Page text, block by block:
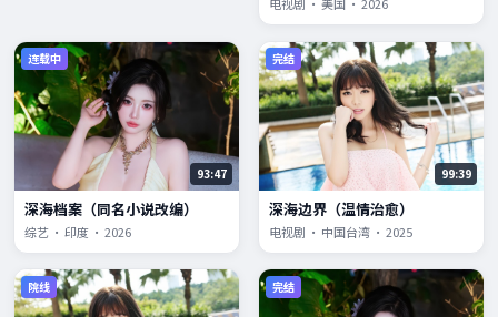
电视剧 · 美国 · 2026
连载中
93:47
深海档案（同名小说改编）
综艺 · 印度 · 2026
完结
99:39
深海边界（温情治愈）
电视剧 · 中国台湾 · 2025
院线 完结